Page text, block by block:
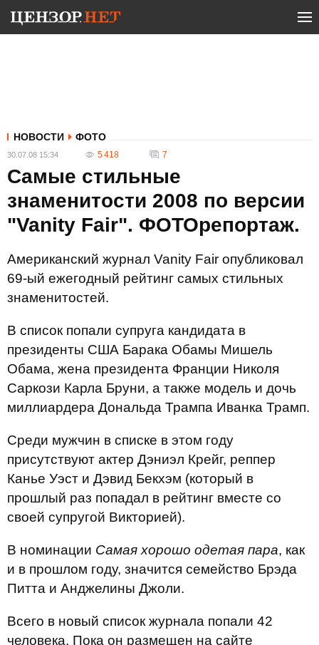
НОВОСТИ ФОТО
30.07.08 15:34 5 418 7
Самые стильные
знаменитости 2008 по версии
"Vanity Fair". ФОТОрепортаж.
Американский журнал Vanity Fair опубликовал
69-ый ежегодный рейтинг самых стильных
знаменитостей.
В список попали супруга кандидата в
президенты США Барака Обамы Мишель
Обама, жена президента Франции Николя
Саркози Карла Бруни, а также модель и дочь
миллиардера Дональда Трампа Иванка Трамп.
Среди мужчин в списке в этом году
присутствуют актер Дэниэл Крейг, реппер
Канье Уэст и Дэвид Бекхэм (который в
прошлый раз попадал в рейтинг вместе со
своей супругой Викторией).
В номинации Самая хорошо одетая пара, как
и в прошлом году, значится семейство Брэда
Питта и Анджелины Джоли.
Всего в новый список журнала попали 42
человека. Пока он размещен на сайте